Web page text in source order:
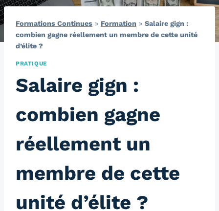
Formations Continues » Formation » Salaire gign :
combien gagne réellement un membre de cette unité
d’élite ?
PRATIQUE
Salaire gign :
combien gagne
réellement un
membre de cette
unité d’élite ?